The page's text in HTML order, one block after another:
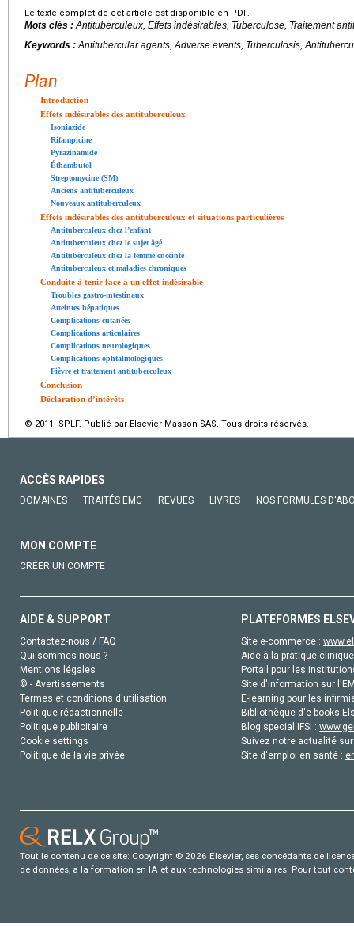
Le texte complet de cet article est disponible en PDF.
Mots clés :Antituberculeux, Effets indésirables, Tuberculose, Traitement
Keywords :Antitubercular agents, Adverse events, Tuberculosis,
Plan
Introduction
Effets indésirables des antituberculeux
Isoniazide
Rifampicine
Pyrazinamide
Éthambutol
Streptomycine (SM)
Anciens antituberculeux
Nouveaux antituberculeux
Effets indésirables des antituberculeux et situations particulières
Antituberculeux chez l’enfant
Antituberculeux chez le sujet âgé
Antituberculeux chez la femme enceinte
Antituberculeux et maladies chroniques
Conduite à tenir face à un effet indésirable
Troubles gastro-intestinaux
Atteintes hépatiques
Complications cutanées
Complications articulaires
Complications neurologiques
Complications ophtalmologiques
Fièvre et traitement antituberculeux
Conclusion
Déclaration d’intérêts
© 2011 SPLF. Publié par Elsevier Masson SAS. Tous droits réservés.
ACCÈS RAPIDES
DOMAINES TRAITÉS EMC REVUES LIVRES NOS FORMULES
MON COMPTE
CRÉER UN COMPTE
AIDE & SUPPORT
Contactez-nous / FAQ
Qui sommes-nous ?
Mentions légales
© - Avertissements
Termes et conditions d'utilisation
Politique rédactionnelle
Politique publicitaire
Cookie settings
Politique de la vie privée
PLATEFORMES
Site e-commerce :
Aide à la pratique
Portail pour les
Site d'information sur
E-learning pour les
Bibliothèque d'e-books
Blog special IFSI :
Suivez notre actualité
Site d'emploi en santé :
Tout le contenu de ce site: Copyright © 2026 Elsevier, ses concédants de
de données, a la formation en IA et aux technologies similaires. Pour tout